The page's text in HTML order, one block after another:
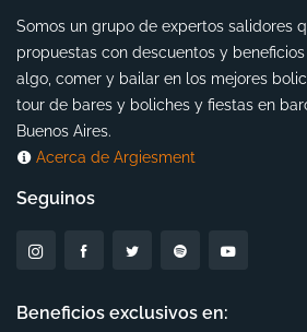
Somos un grupo de expertos salidores
propuestas con descuentos y
algo, comer y bailar en los mejores
tour de bares y boliches y fiestas en
Buenos Aires.
Acerca de Argiesment
Seguinos
Beneficios exclusivos en: